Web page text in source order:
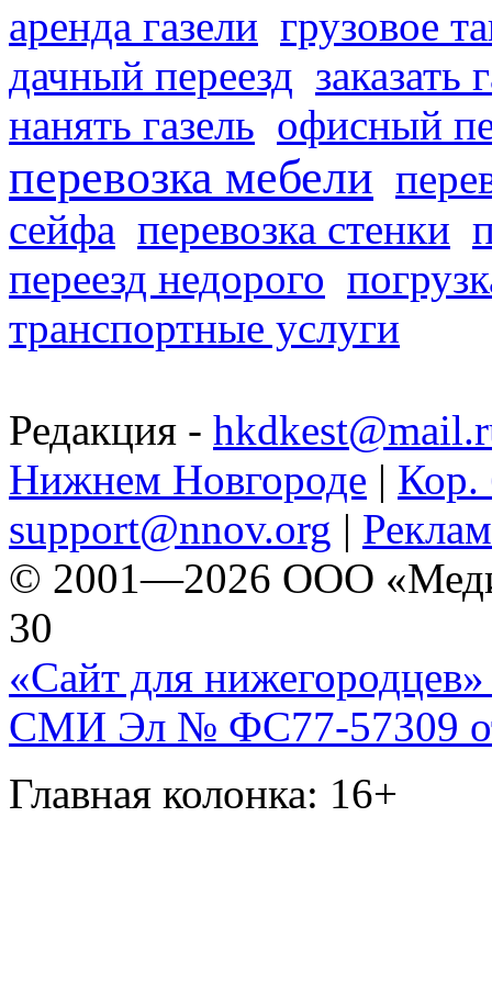
аренда газели грузовое
дачный переезд заказать
нанять газель офисный
перевозка мебели
сейфа перевозка стенки
переезд недорого
транспортные услуги
Редакция -
Нижнем Новгороде | Кор.
support@nnov.org |
© 2001—2026 ООО
30
«Сайт для нижегородцев»
СМИ Эл № ФС77-57309
Главная колонка: 16+